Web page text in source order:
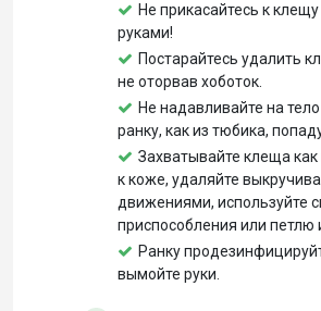
Не прикасайтесь к
руками!
Постарайтесь удалить
не оторвав хоботок.
Не надавливайте на
ранку, как из тюбика,
Захватывайте клеща
к коже, удаляйте
движениями, используйте
приспособления или петлю
Ранку
вымойте руки.